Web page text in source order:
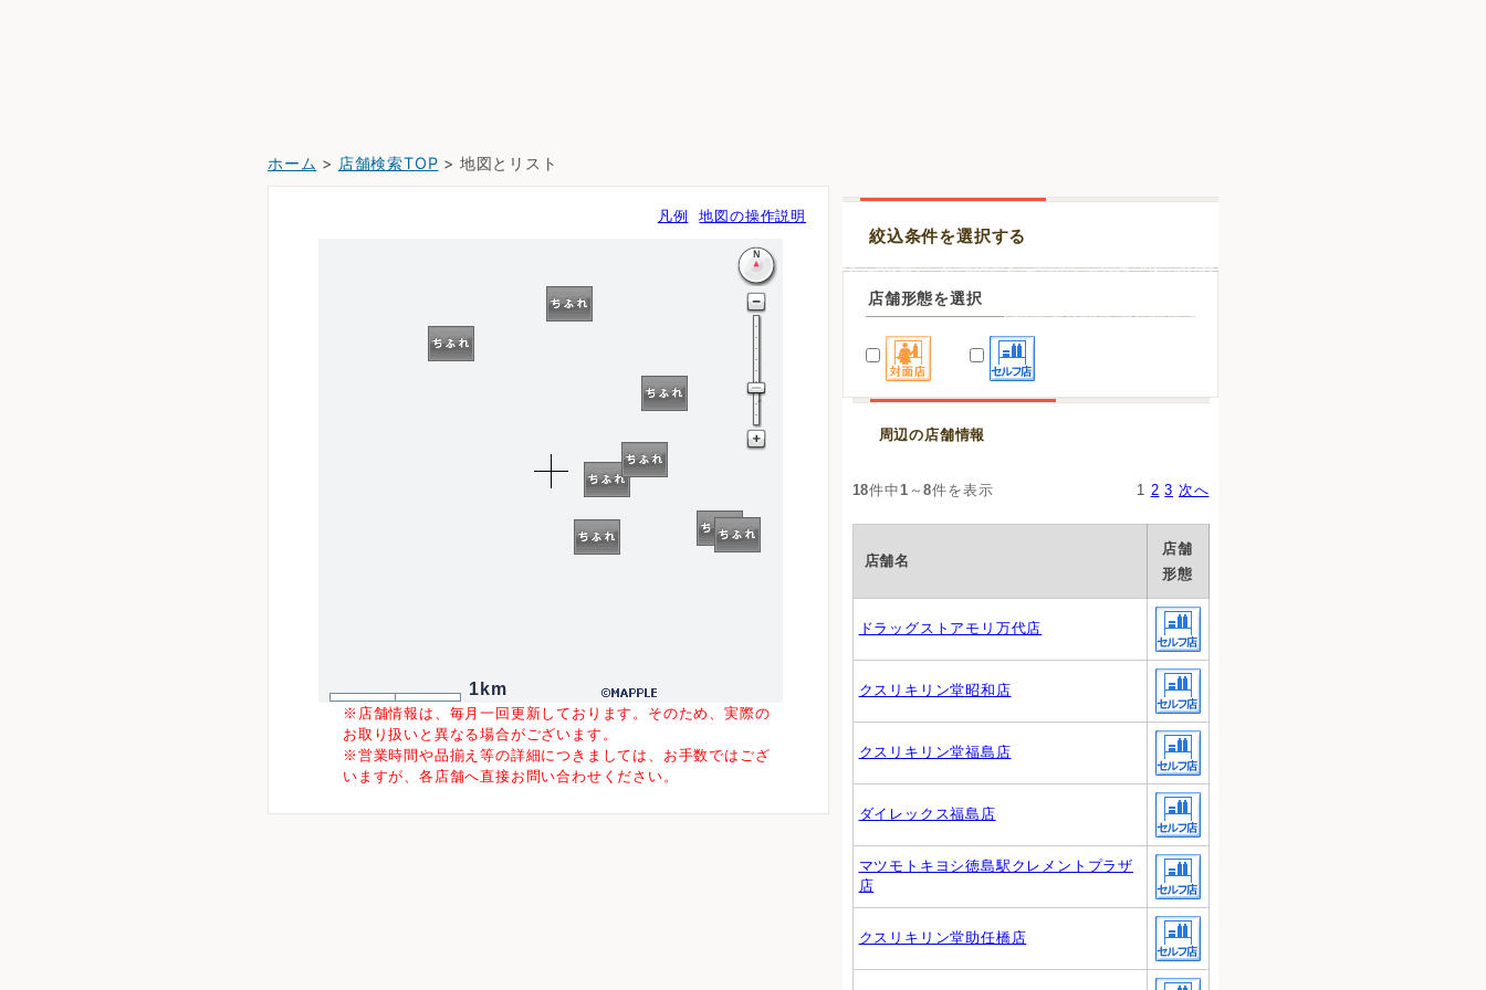
ホーム > 店舗検索TOP > 地図とリスト
凡例 地図の操作説明
1km
※店舗情報は、毎月一回更新しております。そのため、実際の
お取り扱いと異なる場合がございます。
※営業時間や品揃え等の詳細につきましては、お手数ではござ
いますが、各店舗へ直接お問い合わせください。
絞込条件を選択する
店舗形態を選択
周辺の店舗情報
18件中 1 ～8件を表示 1 2 3 次へ
店舗名
店舗
形態
ドラッグストアモリ万代店
クスリキリン堂昭和店
クスリキリン堂福島店
ダイレックス福島店
マツモトキヨシ徳島駅クレメントプラザ
店
クスリキリン堂助任橋店